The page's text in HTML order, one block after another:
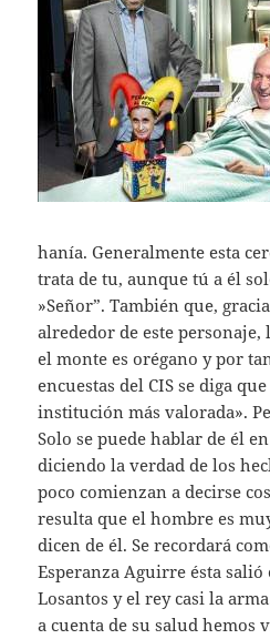
hanía. Generalmente esta
trata de tu, aunque tú a él
»Señor”. También que,
alrededor de este personaje,
el monte es orégano y por
encuestas del CIS se diga
institución más valorada».
Solo se puede hablar de él
diciendo la verdad de los
poco comienzan a decirse
resulta que el hombre es
dicen de él. Se recordará
Esperanza Aguirre ésta salió
Losantos y el rey casi la
a cuenta de su salud hemos